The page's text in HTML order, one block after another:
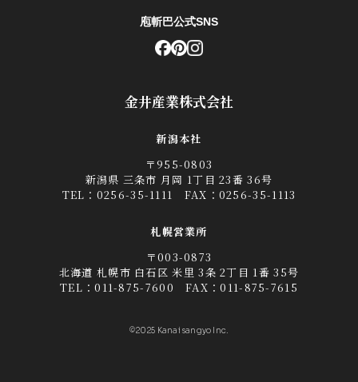
金井産業株式会社
新潟本社
〒955-0803
新潟県 三条市 月岡 1丁目 23番 36号
TEL： 0256-35-1111 FAX：0256-35-1113
札幌営業所
〒003-0873
北海道 札幌市 白石区 米里 3条 2丁目 1番 35号
TEL：011-875-7600 FAX：011-875-7615
©2025 Kanai sangyo Inc.
庖斬巴公式SNS